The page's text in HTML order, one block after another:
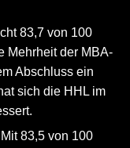
83,7 von 100
Mehrheit der MBA-
Abschluss ein
sich die HHL im
Mit 83,5 von 100